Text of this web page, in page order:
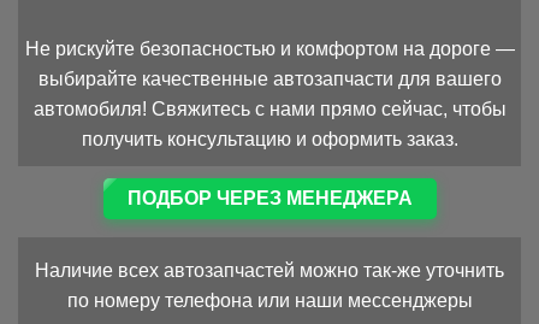
Не рискуйте безопасностью и комфортом на дороге —
выбирайте качественные автозапчасти для вашего
автомобиля! Свяжитесь с нами прямо сейчас, чтобы
получить консультацию и оформить заказ.
ПОДБОР ЧЕРЕЗ МЕНЕДЖЕРА
Наличие всех автозапчастей можно так-же уточнить
по номеру телефона или наши мессенджеры